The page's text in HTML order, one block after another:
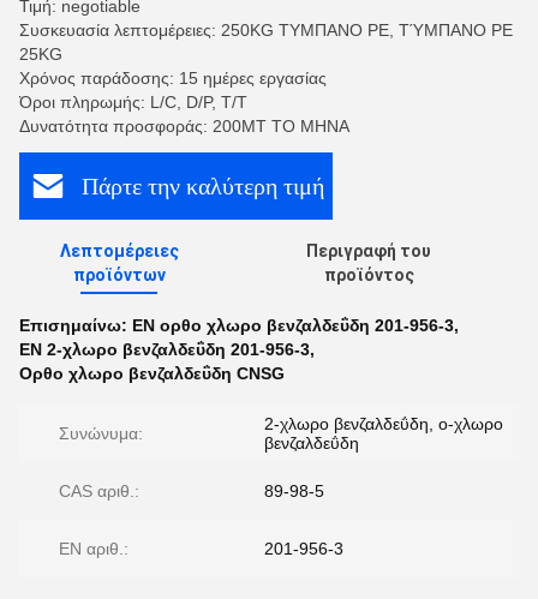
Τιμή: negotiable
Συσκευασία λεπτομέρειες: 250KG ΤΥΜΠΑΝΟ PE, ΤΎΜΠΑΝΟ PE
25KG
Χρόνος παράδοσης: 15 ημέρες εργασίας
Όροι πληρωμής: L/C, D/P, T/T
Δυνατότητα προσφοράς: 200MT ΤΟ ΜΗΝΑ
Πάρτε την καλύτερη τιμή
Λεπτομέρειες
προϊόντων
Περιγραφή του
προϊόντος
Επισημαίνω: EN ορθο χλωρο βενζαλδεΰδη 201-956-3,
EN 2-χλωρο βενζαλδεΰδη 201-956-3,
Ορθο χλωρο βενζαλδεΰδη CNSG
Συνώνυμα:
2-χλωρο βενζαλδεΰδη, ο-χλωρο
βενζαλδεΰδη
CAS αριθ.: 89-98-5
EN αριθ.: 201-956-3